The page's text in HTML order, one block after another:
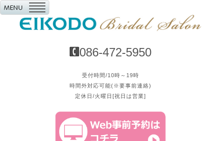
086-472-5950
受付時間/10時～19時
時間外対応可能(※要事前連絡)
定休日/火曜日[祝日は営業]